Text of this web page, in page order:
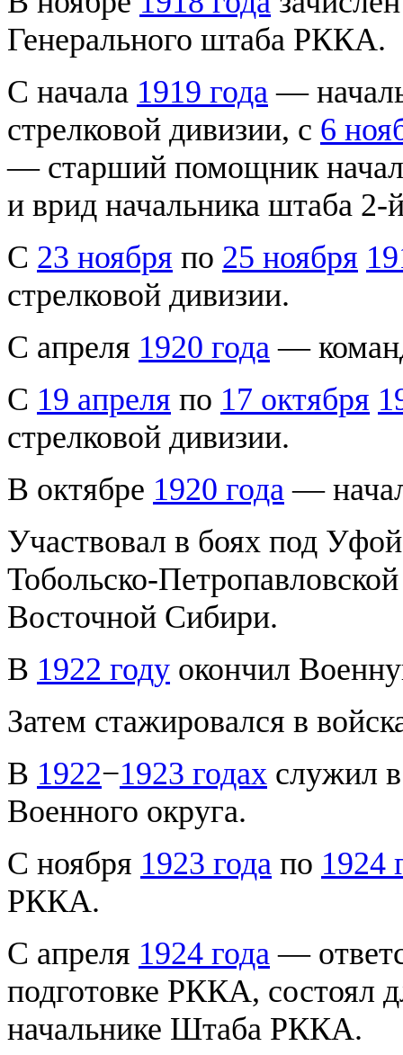
Генерального штаба РККА.
С начала 1919 года —
стрелковой дивизии, с 6
— старший помощник
и врид начальника штаба 2-
С 23 ноября по 25 ноября
стрелковой дивизии.
С апреля 1920 года —
С 19 апреля по 17 октября
стрелковой дивизии.
В октябре 1920 года —
Участвовал в боях под
Тобольско-
Восточной Сибири.
В 1922 году окончил
Затем стажировался в
В 1922−1923 годах служил
Военного округа.
С ноября 1923 года по 1924
РККА.
С апреля 1924 года —
подготовке РККА, состоял
начальнике Штаба РККА.